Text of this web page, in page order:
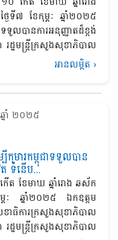
ទី៧ ខែកុម្ភៈ ឆ្នាំ២០២៥
បានការអនុញ្ញាតដ៏ខ្ពង់
រដ្ឋមន្ត្រីក្រសួងសុខាភិបាល
អានលម្អិត ›
នាំ ២០២៥
កុមារកម្ពុជាទទួលបាន
ទំនើប...
ើត ខែមាឃ ឆ្នាំរោង ឆស័ក
ៈ ឆ្នាំ២០២៥ ឯកឧត្តម
ធិការក្រសួងសុខាភិបាល
រដ្ឋមន្ត្រីក្រសួងសុខាភិបាល